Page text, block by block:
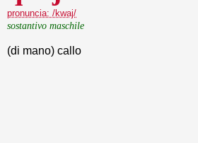
pronuncia: /kwaj/
sostantivo maschile
(di mano) callo